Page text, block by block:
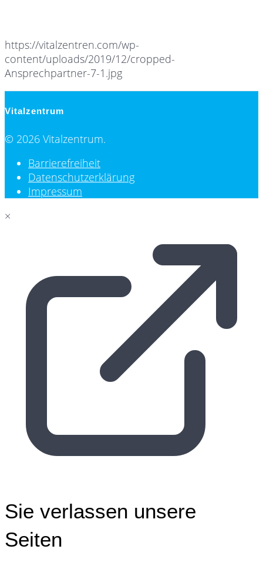
https://vitalzentren.com/wp-
content/uploads/2019/12/cropped-
Ansprechpartner-7-1.jpg
Vitalzentrum
© 2026 Vitalzentrum.
Barrierefreiheit
Datenschutzerklärung
Impressum
×
Sie verlassen unsere
Seiten